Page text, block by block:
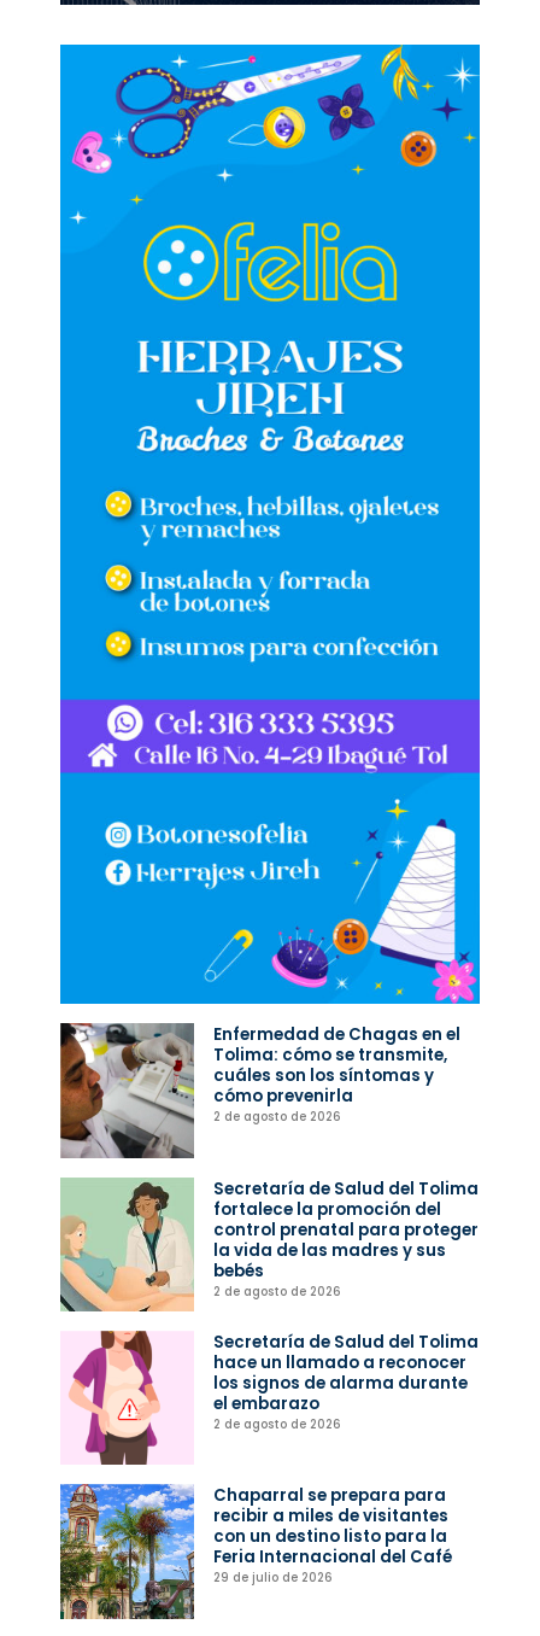
Enfermedad de Chagas en el
Tolima: cómo se transmite,
cuáles son los síntomas y
cómo prevenirla
2 de agosto de 2026
Secretaría de Salud del Tolima
fortalece la promoción del
control prenatal para proteger
la vida de las madres y sus
bebés
2 de agosto de 2026
Secretaría de Salud del Tolima
hace un llamado a reconocer
los signos de alarma durante
el embarazo
2 de agosto de 2026
Chaparral se prepara para
recibir a miles de visitantes
con un destino listo para la
Feria Internacional del Café
29 de julio de 2026